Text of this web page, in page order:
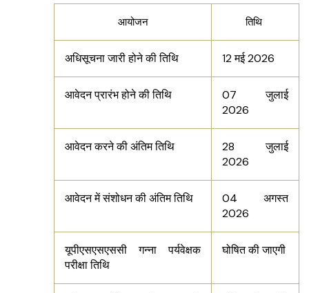
आयोजन तिथि
अधिसूचना जारी होने की तिथि 12 मई 2026
आवेदन प्रारंभ होने की तिथि
07 जुलाई
2026
आवेदन करने की अंतिम तिथि
28 जुलाई
2026
आवेदन में संशोधन की अंतिम तिथि
04 अगस्त
2026
यूपीएसएसएससी गन्ना पर्यवेक्षक
परीक्षा तिथि
घोषित की जाएगी